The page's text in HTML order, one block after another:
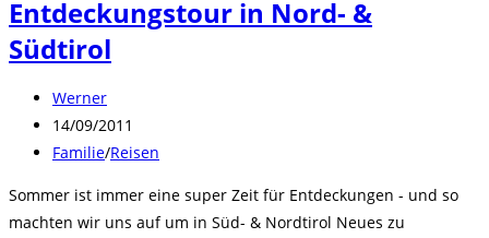
Entdeckungstour in Nord- &
Südtirol
Beitrags-
Autor:
Werner
Beitrag
veröffentlicht:
14/09/2011
Beitrags-
Familie/Reisen
Sommer ist immer eine super Zeit für Entdeckungen - und so
machten wir uns auf um in Süd- & Nordtirol Neues zu